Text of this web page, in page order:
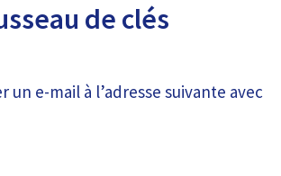
de clés
e-mail à l’adresse suivante avec